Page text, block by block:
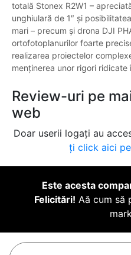
totală Stonex R2W1 –
unghiulară de 1″ și
mari – precum și drona DJI
ortofotoplanurilor foarte
realizarea proiectelor
menținerea unor rigori
Review-uri pe
web
Doar userii logați au
ți click aici
Este acesta
Felicitări! Aă cum să